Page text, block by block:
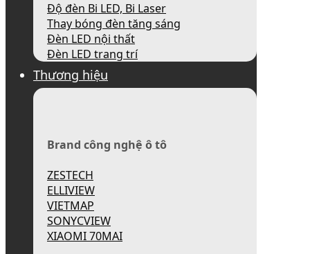
Độ đèn Bi LED, Bi Laser
Thay bóng đèn tăng sáng
Đèn LED nội thất
Đèn LED trang trí
Thương hiệu
Brand công nghệ ô tô
ZESTECH
ELLIVIEW
VIETMAP
SONYCVIEW
XIAOMI 70MAI